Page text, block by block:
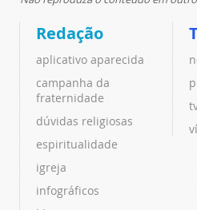
Redação
aplicativo aparecida
campanha da
fraternidade
dúvidas religiosas
espiritualidade
igreja
infográficos